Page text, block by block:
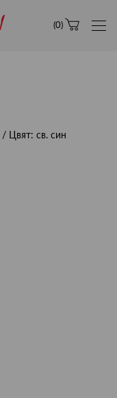
Andrews (0)
/ Цвят: св. син